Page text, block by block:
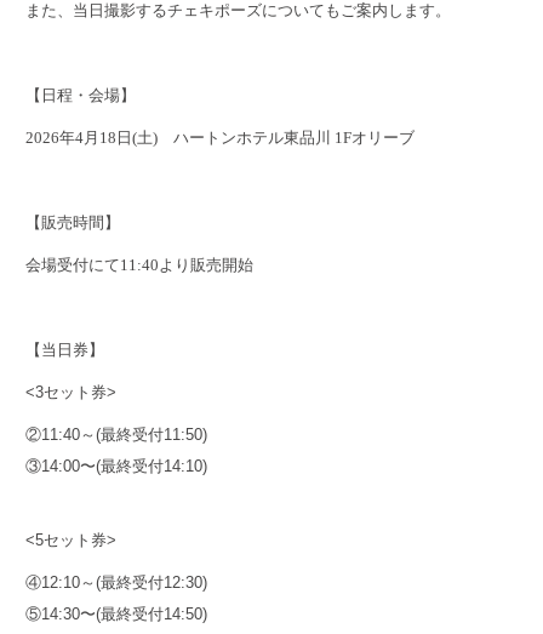
また、当日撮影するチェキポーズについてもご案内します。
【日程・会場】
2026年4月18日(土) ハートンホテル東品川 1Fオリーブ
【販売時間】
会場受付にて11:40より販売開始
【当日券】
<3セット券>
②11:40～(最終受付11:50)
③14:00〜(最終受付14:10)
<5セット券>
④12:10～(最終受付12:30)
⑤14:30〜(最終受付14:50)